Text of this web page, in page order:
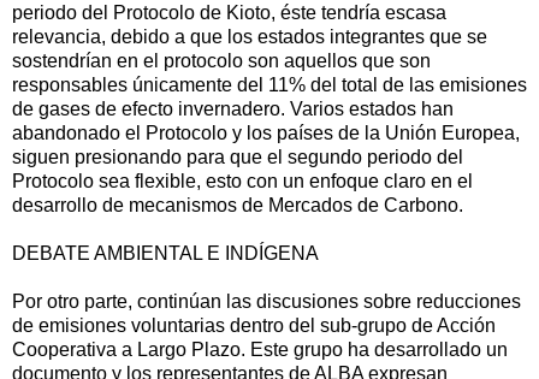
periodo del Protocolo de Kioto, éste tendría escasa
relevancia, debido a que los estados integrantes que se
sostendrían en el protocolo son aquellos que son
responsables únicamente del 11% del total de las emisiones
de gases de efecto invernadero. Varios estados han
abandonado el Protocolo y los países de la Unión Europea,
siguen presionando para que el segundo periodo del
Protocolo sea flexible, esto con un enfoque claro en el
desarrollo de mecanismos de Mercados de Carbono.
DEBATE AMBIENTAL E INDÍGENA
Por otro parte, continúan las discusiones sobre reducciones
de emisiones voluntarias dentro del sub-grupo de Acción
Cooperativa a Largo Plazo. Este grupo ha desarrollado un
documento y los representantes de ALBA expresan